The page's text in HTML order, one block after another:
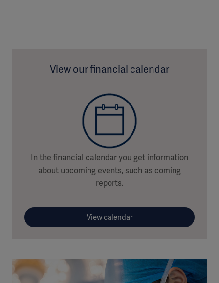
View our financial calendar
In the financial calendar you get information
about upcoming events, such as coming
reports.
View calendar